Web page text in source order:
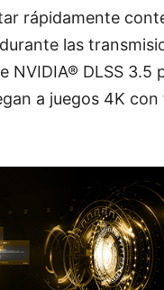
rápidamente
las
NVIDIA® DLSS 3.5
a juegos 4K